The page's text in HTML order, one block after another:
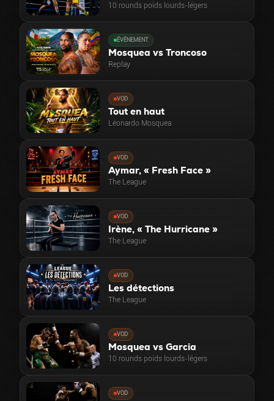
10 rounds poids lourds-légers
ÉVÉNEMENT
Mosquea vs Troncoso
Replay
VOD
Tout en haut
Léonardo Mosquea
VOD
Aymar, « Fresh Face »
The League
VOD
Irène, « The Hurricane »
The League
VOD
Les détections
The League
VOD
Mosquea vs Garcia
10 rounds poids lourds-légers
VOD